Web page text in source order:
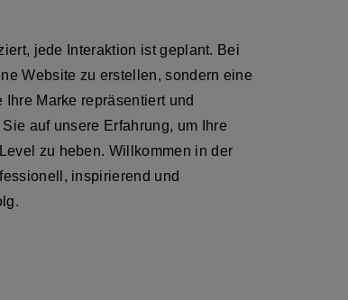
jede Interaktion ist geplant. Bei
Website zu erstellen, sondern eine
Marke repräsentiert und
auf unsere Erfahrung, um Ihre
zu heben. Willkommen in der
inspirierend und